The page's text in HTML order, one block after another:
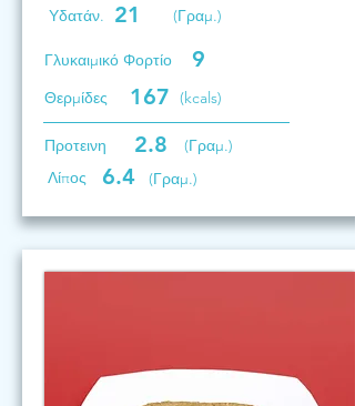
Υδατάν. 21 (Γραμ.)
Γλυκαιμικό Φορτίο 9
Θερμίδες 167 (kcals)
Προτεινη 2.8
(Γραμ.)
Λίπος
6.4 (Γραμ.)